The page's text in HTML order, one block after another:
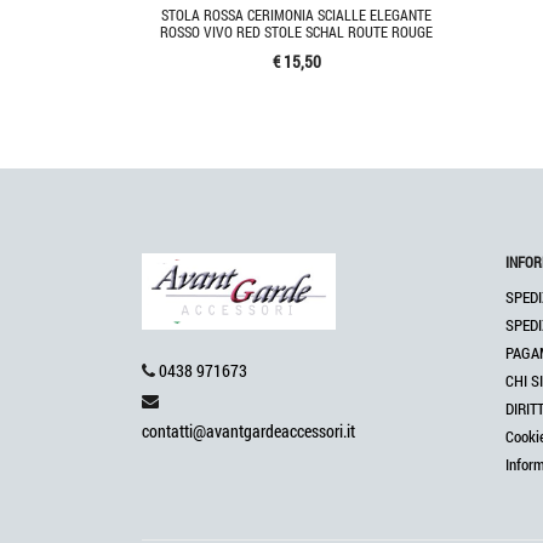
STOLA ROSSA CERIMONIA SCIALLE ELEGANTE
ROSSO VIVO RED STOLE SCHAL ROUTE ROUGE
€ 15,50
0438 971673
contatti@avantgardeaccessori.it
CHI